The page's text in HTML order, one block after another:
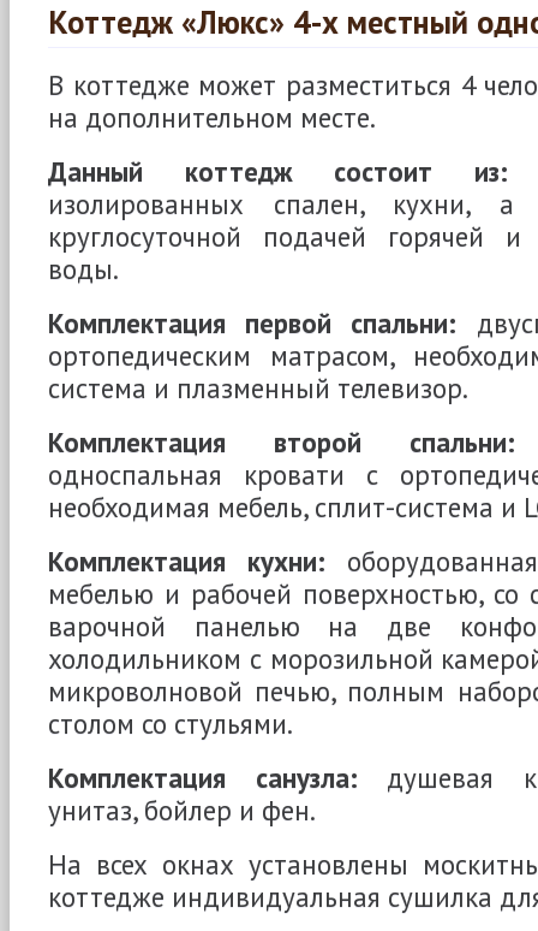
Коттедж «Люкс» 4-х местный
В коттедже может разместиться 4
на дополнительном месте.
Данный коттедж состоит из:
изолированных спален, кухни,
круглосуточной подачей горячей
воды.
Комплектация первой спальни:
ортопедическим матрасом,
система и плазменный телевизор.
Комплектация второй спальни:
односпальная кровати с
необходимая мебель, сплит-система и
Комплектация кухни:
мебелью и рабочей поверхностью, со
варочной панелью на две
холодильником с морозильной
микроволновой печью, полным
столом со стульями.
Комплектация санузла: душевая
унитаз, бойлер и фен.
На всех окнах установлены
коттедже индивидуальная сушилка